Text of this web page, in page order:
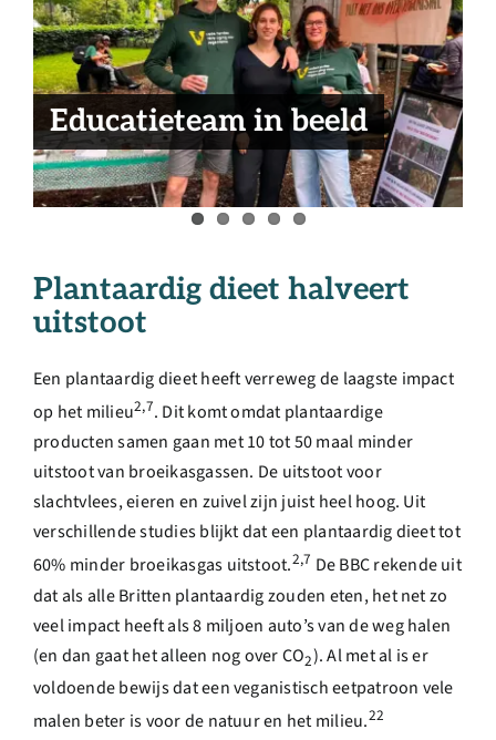
Educatieteam in beeld
deurbeleid in je
kledingkast
meer plantaardig en extra
vegan richtlijn
Op vakantie in eigen land:
ontdek het met de groene
gids van Zuid-Limburg
Plantaardig voedsel is
langer houdbaar – zo zit dat
Plantaardig dieet halveert
uitstoot
Een plantaardig dieet heeft verreweg de laagste impact
op het milieu2,7. Dit komt omdat plantaardige
producten samen gaan met 10 tot 50 maal minder
uitstoot van broeikasgassen. De uitstoot voor
slachtvlees, eieren en zuivel zijn juist heel hoog. Uit
verschillende studies blijkt dat een plantaardig dieet tot
60% minder broeikasgas uitstoot.2,7 De BBC rekende uit
dat als alle Britten plantaardig zouden eten, het net zo
veel impact heeft als 8 miljoen auto’s van de weg halen
(en dan gaat het alleen nog over CO2). Al met al is er
voldoende bewijs dat een veganistisch eetpatroon vele
malen beter is voor de natuur en het milieu.22